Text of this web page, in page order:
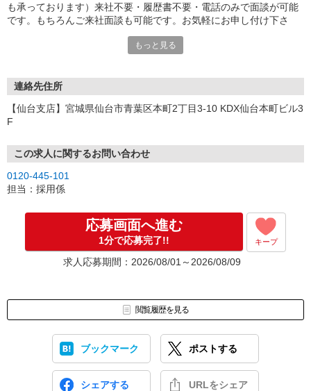
も承っております）来社不要・履歴書不要・電話のみで面談が可能
です。もちろんご来社面談も可能です。お気軽にお申し付け下さ
もっと見る
連絡先住所
【仙台支店】宮城県仙台市青葉区本町2丁目3-10 KDX仙台本町ビル3
F
この求人に関するお問い合わせ
0120-445-101
担当：採用係
応募画面へ進む
1分で応募完了!! キープ
求人応募期間：2026/08/01～2026/08/09
閲覧履歴を見る
ブックマーク ポストする
シェアする URLをシェア